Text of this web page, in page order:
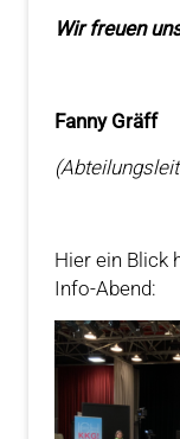
Wir freuen
Fanny Gräff
Hier ein Blick
Info-Abend: